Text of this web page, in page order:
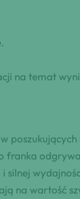
na temat
franka
silnej
na wartość